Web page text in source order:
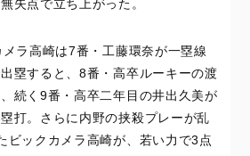
失点で立ち上がった。
ラ高崎は7番・工藤環奈が一塁線
塁すると、8番・高卒ルーキーの渡
続く9番・高卒二年目の井出久美が
打。さらに内野の挟殺プレーが乱
ビックカメラ高崎が、若い力で3点